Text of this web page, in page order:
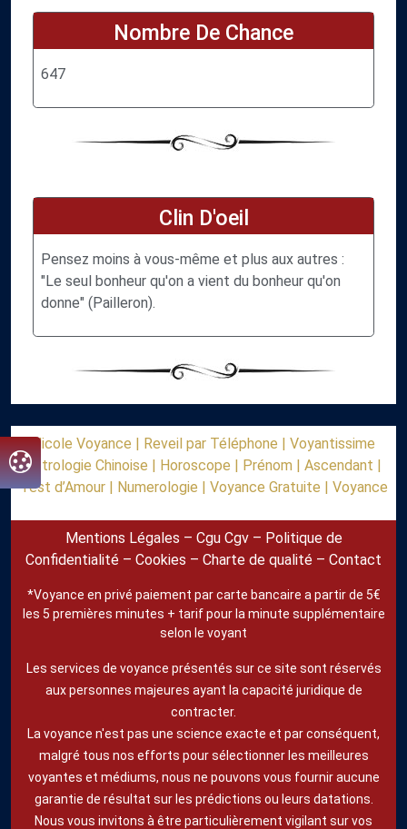
Nombre De Chance
647
Clin D'oeil
Pensez moins à vous-même et plus aux autres :
"Le seul bonheur qu'on a vient du bonheur qu'on
donne" (Pailleron).
Nicole Voyance | Reveil par Téléphone | Voyantissime
Astrologie Chinoise | Horoscope | Prénom | Ascendant |
Test d’Amour | Numerologie | Voyance Gratuite | Voyance
Mentions Légales – Cgu Cgv– Politique de
Confidentialité – Cookies – Charte de qualité – Contact
*Voyance en privé paiement par carte bancaire a partir de 5€
les 5 premières minutes + tarif pour la minute supplémentaire
selon le voyant
Les services de voyance présentés sur ce site sont réservés
aux personnes majeures ayant la capacité juridique de
contracter.
La voyance n'est pas une science exacte et par conséquent,
malgré tous nos efforts pour sélectionner les meilleures
voyantes et médiums, nous ne pouvons vous fournir aucune
garantie de résultat sur les prédictions ou leurs datations.
Nous vous invitons à être particulièrement vigilant sur vos